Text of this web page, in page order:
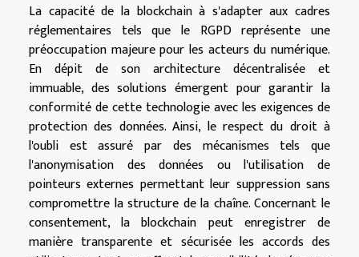
La capacité de la blockchain à s'adapter aux cadres
réglementaires tels que le RGPD représente une
préoccupation majeure pour les acteurs du numérique.
En dépit de son architecture décentralisée et
immuable, des solutions émergent pour garantir la
conformité de cette technologie avec les exigences de
protection des données. Ainsi, le respect du droit à
l'oubli est assuré par des mécanismes tels que
l'anonymisation des données ou l'utilisation de
pointeurs externes permettant leur suppression sans
compromettre la structure de la chaîne. Concernant le
consentement, la blockchain peut enregistrer de
manière transparente et sécurisée les accords des